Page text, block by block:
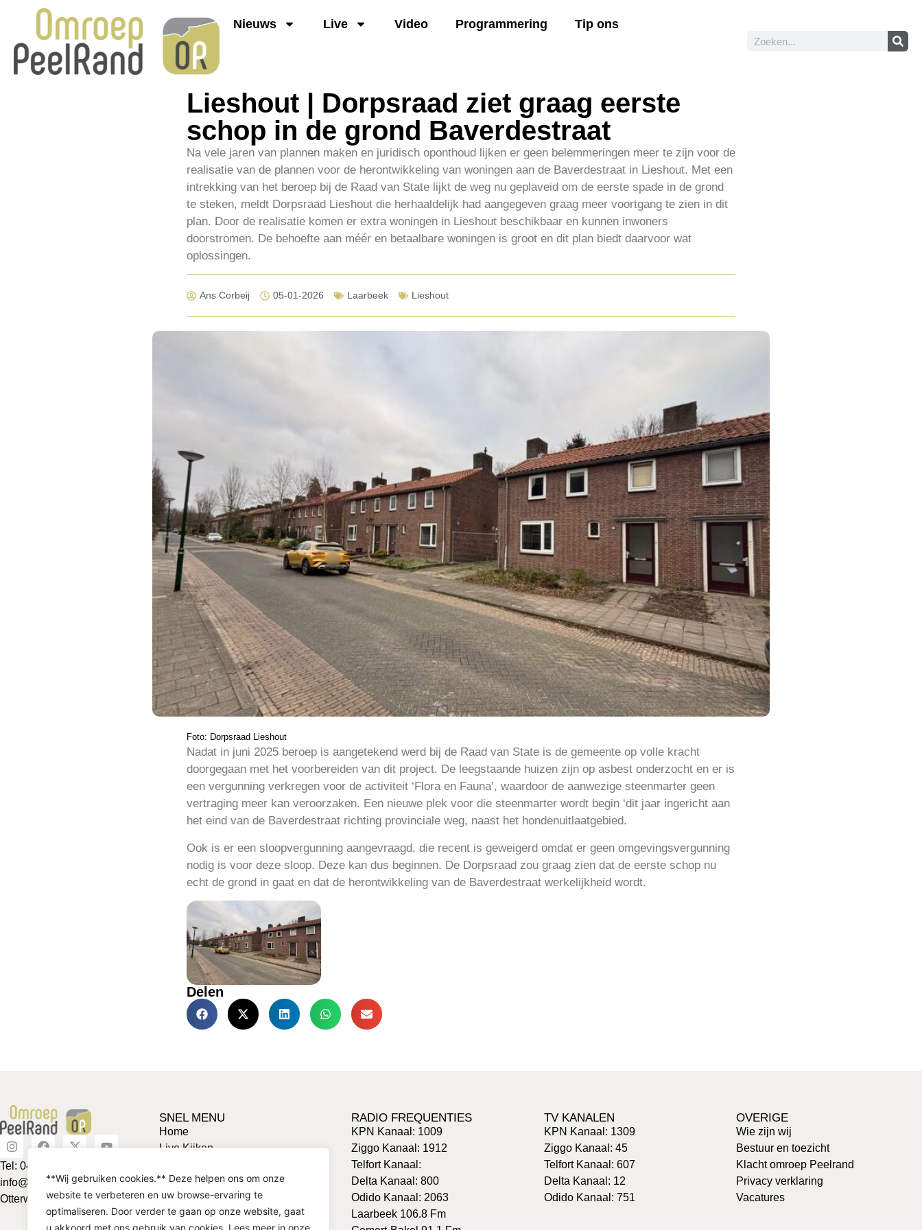
**Wij gebruiken cookies.** Deze helpen ons om onze
website te verbeteren en uw browse-ervaring te
optimaliseren. Door verder te gaan op onze website, gaat
u akkoord met ons gebruik van cookies. Lees meer in onze
Nieuws Live Video Programmering Tip ons
Lieshout | Dorpsraad ziet graag eerste
schop in de grond Baverdestraat
Na vele jaren van plannen maken en juridisch oponthoud lijken er geen belemmeringen meer te zijn voor de
realisatie van de plannen voor de herontwikkeling van woningen aan de Baverdestraat in Lieshout. Met een
intrekking van het beroep bij de Raad van State lijkt de weg nu geplaveid om de eerste spade in de grond
te steken, meldt Dorpsraad Lieshout die herhaaldelijk had aangegeven graag meer voortgang te zien in dit
plan. Door de realisatie komen er extra woningen in Lieshout beschikbaar en kunnen inwoners
doorstromen. De behoefte aan méér en betaalbare woningen is groot en dit plan biedt daarvoor wat
oplossingen.
Ans Corbeij 05-01-2026 Laarbeek Lieshout
Foto: Dorpsraad Lieshout
Nadat in juni 2025 beroep is aangetekend werd bij de Raad van State is de gemeente op volle kracht
doorgegaan met het voorbereiden van dit project. De leegstaande huizen zijn op asbest onderzocht en er is
een vergunning verkregen voor de activiteit ‘Flora en Fauna’, waardoor de aanwezige steenmarter geen
vertraging meer kan veroorzaken. Een nieuwe plek voor die steenmarter wordt begin ‘dit jaar ingericht aan
het eind van de Baverdestraat richting provinciale weg, naast het hondenuitlaatgebied.
Ook is er een sloopvergunning aangevraagd, die recent is geweigerd omdat er geen omgevingsvergunning
nodig is voor deze sloop. Deze kan dus beginnen. De Dorpsraad zou graag zien dat de eerste schop nu
echt de grond in gaat en dat de herontwikkeling van de Baverdestraat werkelijkheid wordt.
Delen
Tel: 0492-463624
info@omroeppeelrand.nl
Otterweg 25 5741BC
SNEL MENU
Home
Live Kijken
Vriendje voor een tientje
Club van 1000
Contact
RADIO FREQUENTIES
KPN Kanaal: 1009
Ziggo Kanaal: 1912
Telfort Kanaal:
Delta Kanaal: 800
Odido Kanaal: 2063
Laarbeek 106.8 Fm
TV KANALEN
KPN Kanaal: 1309
Ziggo Kanaal: 45
Telfort Kanaal: 607
Delta Kanaal: 12
Odido Kanaal: 751
OVERIGE
Wie zijn wij
Bestuur en toezicht
Klacht omroep Peelrand
Privacy verklaring
Vacatures